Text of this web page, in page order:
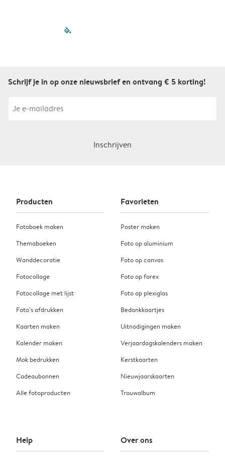
filled-pagination
Schrijf je in op onze nieuwsbrief en ontvang € 5 korting!
Inschrijven
Producten
Fotoboek maken
Themaboeken
Wanddecoratie
Fotocollage
Fotocollage met lijst
Foto’s afdrukken
Kaarten maken
Kalender maken
Mok bedrukken
Cadeaubonnen
Alle fotoproducten
Favorieten
Poster maken
Foto op aluminium
Foto op canvas
Foto op forex
Foto op plexiglas
Bedankkaartjes
Uitnodigingen maken
Verjaardagskalenders maken
Kerstkaarten
Nieuwjaarskaarten
Trouwalbum
Help Over ons